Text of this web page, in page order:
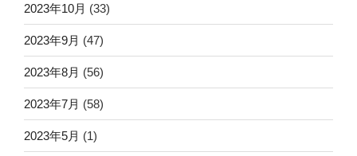
2023年10月 (33)
2023年9月 (47)
2023年8月 (56)
2023年7月 (58)
2023年5月 (1)